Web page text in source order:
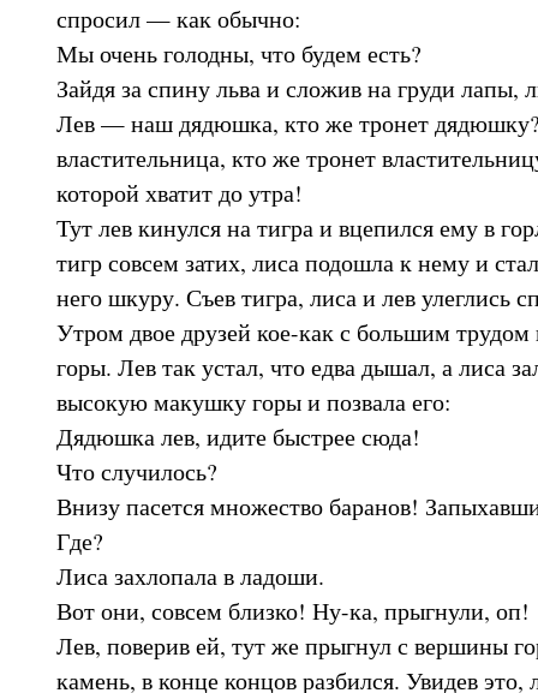
спросил — как обычно:
Мы очень голодны, что будем есть?
Зайдя за спину льва и сложив на груди лапы,
Лев — наш дядюшка, кто же тронет
властительница, кто же тронет
которой хватит до утра!
Тут лев кинулся на тигра и вцепился ему в
тигр совсем затих, лиса подошла к нему и
него шкуру. Съев тигра, лиса и лев улеглись
Утром двое друзей кое-как с большим трудом
горы. Лев так устал, что едва дышал, а лиса
высокую макушку горы и позвала его:
Дядюшка лев, идите быстрее сюда!
Что случилось?
Внизу пасется множество баранов!
Где?
Лиса захлопала в ладоши.
Вот они, совсем близко! Ну-ка, прыгнули, оп!
Лев, поверив ей, тут же прыгнул с вершины
камень, в конце концов разбился. Увидев это,